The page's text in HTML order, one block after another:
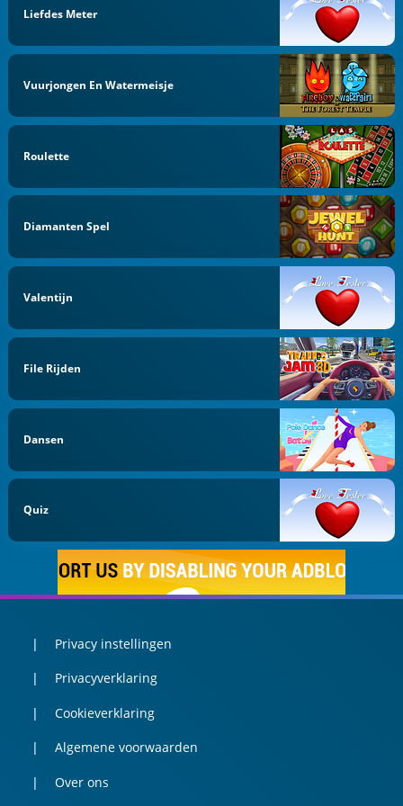
Liefdes Meter
Vuurjongen En Watermeisje
Roulette
Diamanten Spel
Valentijn
File Rijden
Dansen
Quiz
Privacy instellingen
Privacyverklaring
Cookieverklaring
Algemene voorwaarden
Over ons